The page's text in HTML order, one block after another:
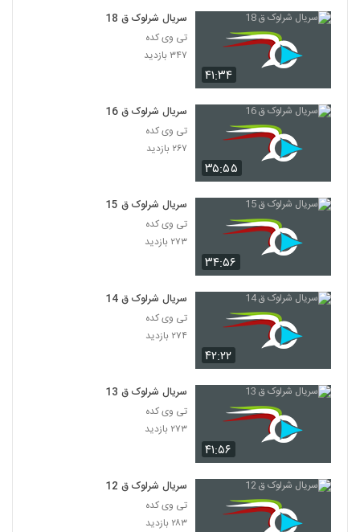
۴۱:۳۴
سریال شرلوک ق 18
تی وی کده
۳۴۷ بازدید
۳۵:۵۵
سریال شرلوک ق 16
تی وی کده
۲۶۷ بازدید
۳۴:۵۶
سریال شرلوک ق 15
تی وی کده
۲۷۳ بازدید
۴۲:۲۲
سریال شرلوک ق 14
تی وی کده
۲۷۴ بازدید
۴۱:۵۶
سریال شرلوک ق 13
تی وی کده
۲۷۳ بازدید
سریال شرلوک ق 12
تی وی کده
۲۸۳ بازدید